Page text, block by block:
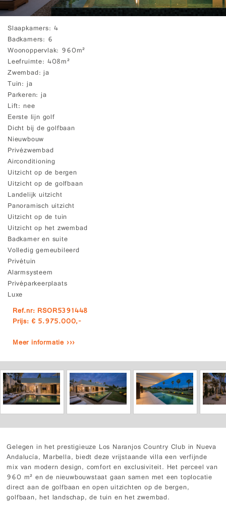
Slaapkamers 4
Badkamers 6
Woonoppervlak 960m²
Leefruimte 408m²
Zwembad ja
Tuin ja
Parkeren ja
Lift nee
Eerste lijn golf
Dicht bij de golfbaan
Nieuwbouw
Privézwembad
Airconditioning
Uitzicht op de bergen
Uitzicht op de golfbaan
Landelijk uitzicht
Panoramisch uitzicht
Uitzicht op de tuin
Uitzicht op het zwembad
Badkamer en suite
Volledig gemeubileerd
Privétuin
Alarmsysteem
Privéparkeerplaats
Luxe
Ref.nr: RSOR5391448
Prijs: € 5.975.000,-
Meer informatie ›››
Gelegen in het prestigieuze Los Naranjos Country Club in Nueva
Andalucía, Marbella, biedt deze vrijstaande villa een verfijnde
mix van modern design, comfort en exclusiviteit. Het perceel van
960 m² en de nieuwbouwstaat gaan samen met een toplocatie
direct aan de golfbaan en open uitzichten op de bergen,
golfbaan, het landschap, de tuin en het zwembad.